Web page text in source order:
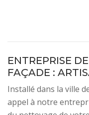
ENTREPRISE
FAÇADE :
Installé dans la ville
appel à notre